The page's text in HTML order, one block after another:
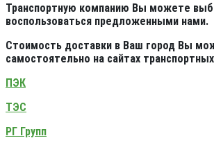
Транспортную компанию Вы можете
воспользоваться предложенными нами.
Стоимость доставки в Ваш город Вы
самостоятельно на сайтах
ПЭК
ТЭС
РГ Групп